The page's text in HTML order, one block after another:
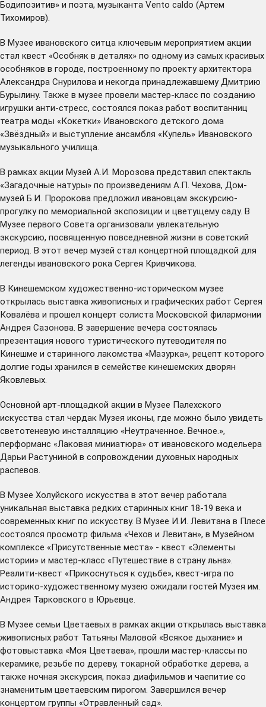
Бодипозитив» и поэта, музыканта Vento caldo (Артем
Тихомиров).
В Музее ивановского ситца ключевым мероприятием акции
стал квест «Особняк в деталях» по одному из самых красивых
особняков в городе, построенному по проекту архитектора
Александра Снурилова и некогда принадлежавшему Дмитрию
Бурылину. Также в музее провели мастер-класс по созданию
игрушки анти-стресс, состоялся показ работ воспитанниц
театра моды «Кокетки» Ивановского детского дома
«Звёздный» и выступление ансамбля «Купель» Ивановского
музыкального училища.
В рамках акции Музей А.И. Морозова представил спектакль
«Загадочные натуры» по произведениям А.П. Чехова, Дом-
музей Б.И. Пророкова предложил ивановцам экскурсию-
прогулку по мемориальной экспозиции и цветущему саду. В
Музее первого Совета организовали увлекательную
экскурсию, посвященную повседневной жизни в советский
период. В этот вечер музей стал концертной площадкой для
легенды ивановского рока Сергея Кривчикова.
В Кинешемском художественно-историческом музее
открылась выставка живописных и графических работ Сергея
Ковалёва и прошел концерт солиста Московской филармонии
Андрея Сазонова. В завершение вечера состоялась
презентация нового туристического путеводителя по
Кинешме и старинного лакомства «Мазурка», рецепт которого
долгие годы хранился в семействе кинешемских дворян
Яковлевых.
Основной арт-площадкой акции в Музее Палехского
искусства стал чердак Музея иконы, где можно было увидеть
светотеневую инсталляцию «Неутраченное. Вечное.»,
перформанс «Лаковая миниатюра» от ивановского модельера
Дарьи Растуниной в сопровождении духовных народных
распевов.
В Музее Холуйского искусства в этот вечер работала
уникальная выставка редких старинных книг 18-19 века и
современных книг по искусству. В Музее И.И. Левитана в Плесе
состоялся просмотр фильма «Чехов и Левитан», в Музейном
комплексе «Присутственные места» - квест «Элементы
истории» и мастер-класс «Путешествие в страну льна».
Реалити-квест «Прикоснуться к судьбе», квест-игра по
историко-художественному музею ожидали гостей Музея им.
Андрея Тарковского в Юрьевце.
В Музее семьи Цветаевых в рамках акции открылась выставка
живописных работ Татьяны Маловой «Всякое дыхание» и
фотовыставка «Моя Цветаева», прошли мастер-классы по
керамике, резьбе по дереву, токарной обработке дерева, а
также ночная экскурсия, показ диафильмов и чаепитие со
знаменитым цветаевским пирогом. Завершился вечер
концертом группы «Отравленный сад».